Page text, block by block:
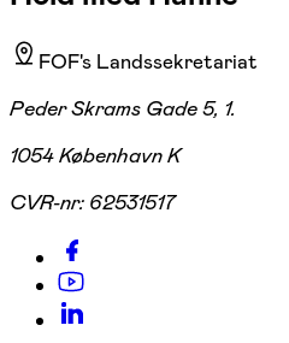
FOF's Landssekretariat
Peder Skrams Gade 5, 1.
1054 København K
CVR-nr: 62531517